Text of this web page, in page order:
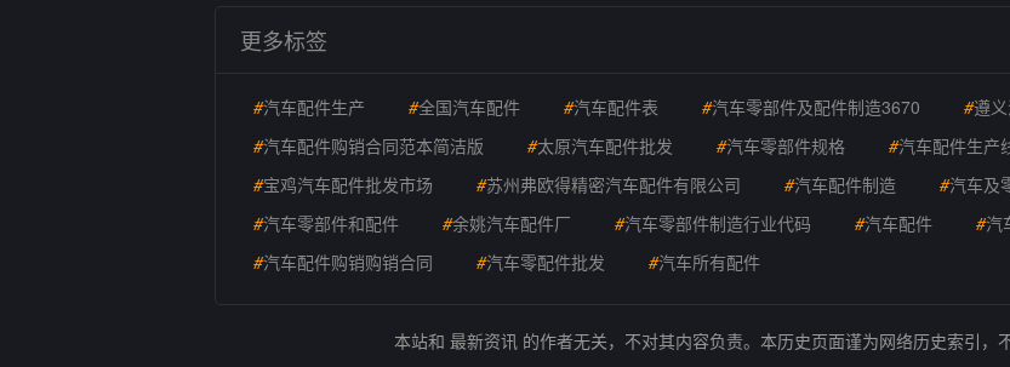
更多标签
#汽车配件生产 #全国汽车配件 #汽车配件表 #汽车零部件及配件制造3670 #遵
#汽车配件购销合同范本简洁版 #太原汽车配件批发 #汽车零部件规格 #汽车配件生产
#宝鸡汽车配件批发市场 #苏州弗欧得精密汽车配件有限公司 #汽车配件制造 #汽车及
#汽车零部件和配件 #余姚汽车配件厂 #汽车零部件制造行业代码 #汽车配件 #汽
#汽车配件购销购销合同 #汽车零配件批发 #汽车所有配件
本站和 最新资讯 的作者无关，不对其内容负责。本历史页面谨为网络历史索引，